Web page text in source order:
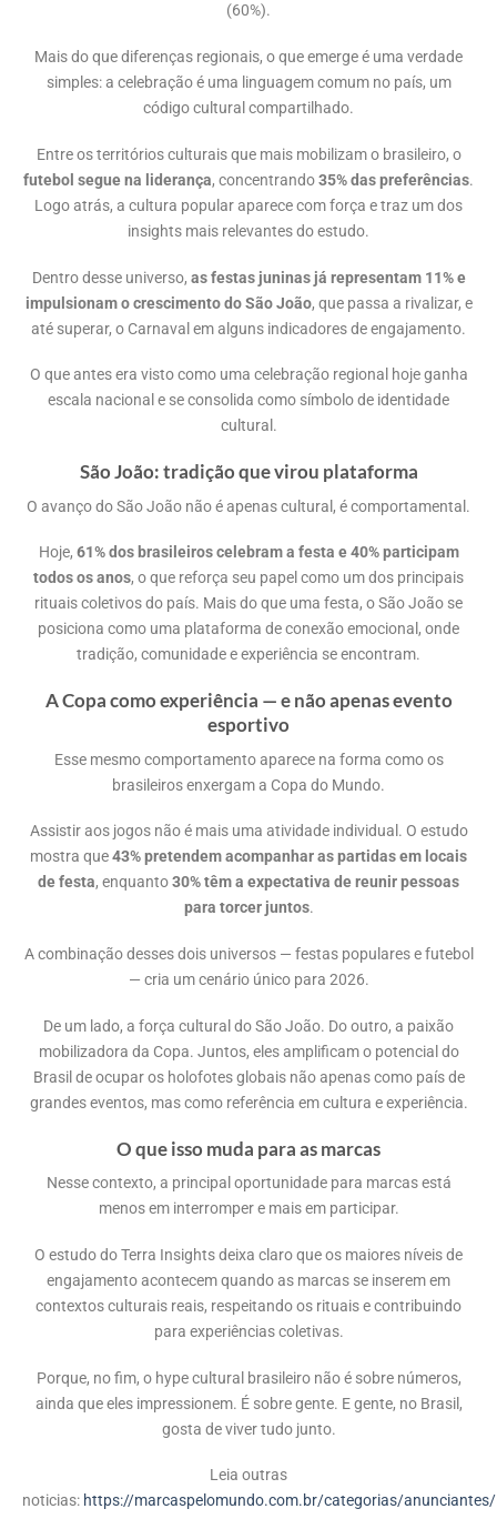
(60%).
Mais do que diferenças regionais, o que emerge é uma verdade
simples: a celebração é uma linguagem comum no país, um
código cultural compartilhado.
Entre os territórios culturais que mais mobilizam o brasileiro, o
futebol segue na liderança, concentrando35% das preferências.
Logo atrás, a cultura popular aparece com força e traz um dos
insights mais relevantes do estudo.
Dentro desse universo, as festas juninas já representam 11% e
impulsionam o crescimento do São João, que passa a rivalizar, e
até superar, o Carnaval em alguns indicadores de engajamento.
O que antes era visto como uma celebração regional hoje ganha
escala nacional e se consolida como símbolo de identidade
cultural.
São João: tradição que virou plataforma
O avanço do São João não é apenas cultural, é comportamental.
Hoje, 61% dos brasileiros celebram a festa e 40% participam
todos os anos, o que reforça seu papel como um dos principais
rituais coletivos do país. Mais do que uma festa, o São João se
posiciona como uma plataforma de conexão emocional, onde
tradição, comunidade e experiência se encontram.
A Copa como experiência — e não apenas evento
esportivo
Esse mesmo comportamento aparece na forma como os
brasileiros enxergam a Copa do Mundo.
Assistir aos jogos não é mais uma atividade individual. O estudo
mostra que43% pretendem acompanhar as partidas em locais
de festa, enquanto30% têm a expectativa de reunir pessoas
para torcer juntos.
A combinação desses dois universos — festas populares e futebol
— cria um cenário único para 2026.
De um lado, a força cultural do São João. Do outro, a paixão
mobilizadora da Copa. Juntos, eles amplificam o potencial do
Brasil de ocupar os holofotes globais não apenas como país de
grandes eventos, mas como referência em cultura e experiência.
O que isso muda para as marcas
Nesse contexto, a principal oportunidade para marcas está
menos em interromper e mais em participar.
O estudo do Terra Insights deixa claro que os maiores níveis de
engajamento acontecem quando as marcas se inserem em
contextos culturais reais, respeitando os rituais e contribuindo
para experiências coletivas.
Porque, no fim, o hype cultural brasileiro não é sobre números,
ainda que eles impressionem. É sobre gente. E gente, no Brasil,
gosta de viver tudo junto.
Leia outras
noticias: https://marcaspelomundo.com.br/categorias/anunciantes/